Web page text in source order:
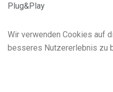
Plug&Play
Wir verwenden Cookies auf
besseres Nutzererlebnis zu